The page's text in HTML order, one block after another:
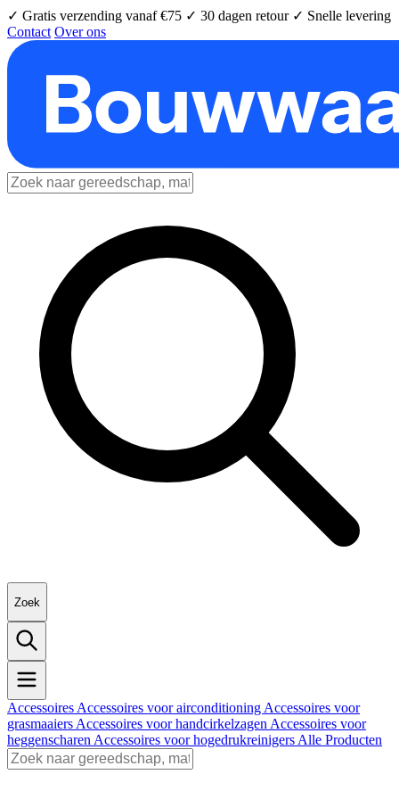
✓ Gratis verzending vanaf €75 ✓ 30 dagen retour ✓ Snelle levering
Contact Over ons
Zoek
Accessoires Accessoires voor airconditioning Accessoires voor
grasmaaiers Accessoires voor handcirkelzagen Accessoires voor
heggenscharen Accessoires voor hogedrukreinigers Alle Producten